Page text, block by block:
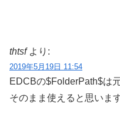
thtsf より:
2019年5月19日 11:54
EDCBの$FolderPath$は
そのまま使えると思います